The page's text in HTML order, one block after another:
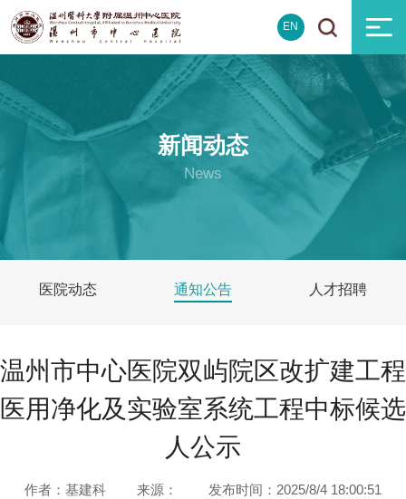
EN
新闻动态
News
医院动态 通知公告 人才招聘
温州市中心医院双屿院区改扩建工程
医用净化及实验室系统工程中标候选
人公示
作者：基建科 来源：
发布时间：2025/8/4 18:00:51